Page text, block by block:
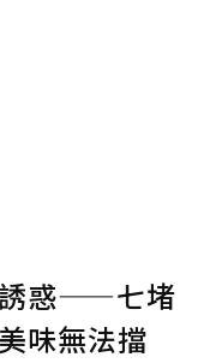
誘惑——七堵
味無法擋